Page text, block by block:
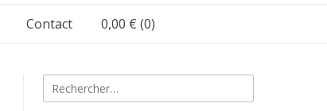
Contact 0,00 € (0)
Rechercher :